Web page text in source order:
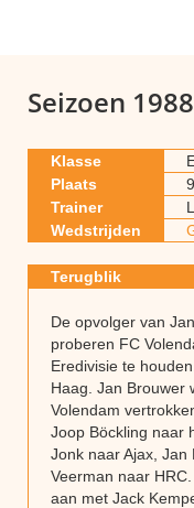
Seizoen
Klasse
Plaats
9
Trainer
Wedstrijden
Terugblik
De opvolger van
proberen FC
Eredivisie te
Haag. Jan Brouwer
Volendam
Joop Böckling naar
Jonk naar Ajax,
Veerman naar
aan met Jack